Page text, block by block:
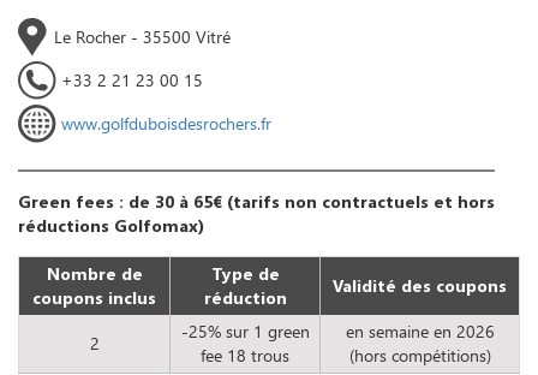
Le Rocher - 35500 Vitré
+33 2 21 23 00 15
www.golfduboisdesrochers.fr
Green fees : de 30 à 65€ (tarifs non contractuels et hors
réductions Golfomax)
Nombre de
coupons inclus
Type de
réduction
Validité des coupons
2
-25% sur 1 green
fee 18 trous
en semaine en 2026
(hors compétitions)